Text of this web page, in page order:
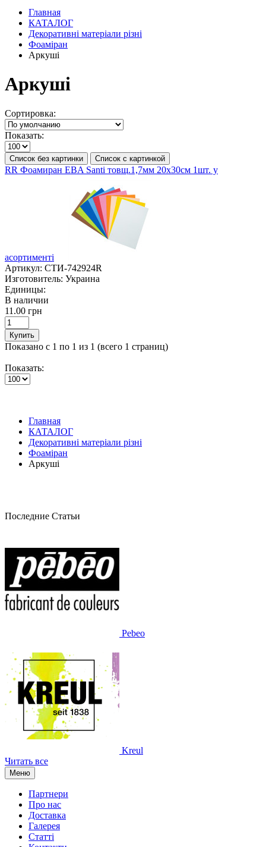
Главная
КАТАЛОГ
Декоративні матеріали різні
Фоаміран
Аркуші
Аркуші
Сортировка:
Показать:
Список без картинки Список с картинкой
RR Фоамиран EBA Santi товщ.1,7мм 20х30см 1шт. у
асортименті
Артикул: СТИ-742924R
Изготовитель: Украина
Единицы:
В наличии
11.00 грн
Купить
Показано с 1 по 1 из 1 (всего 1 страниц)
Показать:
Главная
КАТАЛОГ
Декоративні матеріали різні
Фоаміран
Аркуші
Последние Статьи
Pebeo
Kreul
Читать все
Меню
Партнери
Про нас
Доставка
Галерея
Статтi